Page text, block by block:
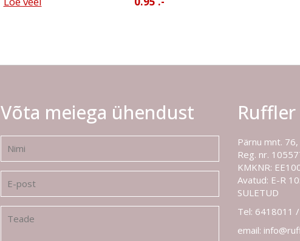
Võta meiega ühendust Ruffler
Pärnu mnt.
Reg. nr.
KMKNR:
Avatud: E-R
SULETUD
Tel: 6418011
email: